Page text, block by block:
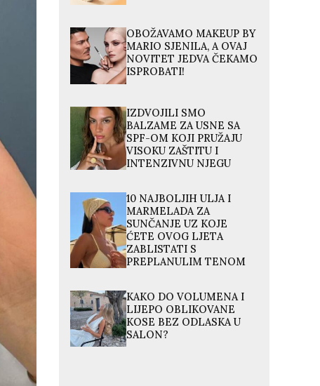
OBOŽAVAMO MAKEUP BY
MARIO SJENILA, A OVAJ
NOVITET JEDVA ČEKAMO
ISPROBATI!
IZDVOJILI SMO
BALZAME ZA USNE SA
SPF-OM KOJI PRUŽAJU
VISOKU ZAŠTITU I
INTENZIVNU NJEGU
10 NAJBOLJIH ULJA I
MARMELADA ZA
SUNČANJE UZ KOJE
ĆETE OVOG LJETA
ZABLISTATI S
PREPLANULIM TENOM
KAKO DO VOLUMENA I
LIJEPO OBLIKOVANE
KOSE BEZ ODLASKA U
SALON?